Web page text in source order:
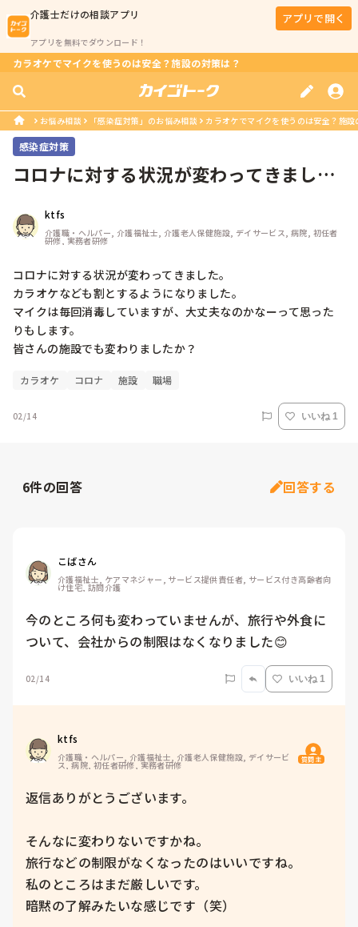
介護士だけの相談アプリ
アプリを無料でダウンロード！
アプリで開く
カラオケでマイクを使うのは安全？施設の対策は？
お悩み相談 「感染症対策」のお悩み相談 カラオケでマイクを使うのは安全？施設
感染症対策
コロナに対する状況が変わってきまし
り...ktfs
介護職・ヘルパー, 介護福祉士, 介護老人保健施設, デイサービス, 病院, 初任者
研修, 実務者研修
コロナに対する状況が変わってきました。
カラオケなども割とするようになりました。
マイクは毎回消毒していますが、大丈夫なのかなーって思った
りもします。
皆さんの施設でも変わりましたか？
カラオケ コロナ 施設 職場
02/14 いいね 1
6件の回答 回答する
こばさん
介護福祉士, ケアマネジャー, サービス提供責任者, サービス付き高齢者向
け住宅, 訪問介護
今のところ何も変わっていませんが、旅行や外食に
ついて、会社からの制限はなくなりました😊
02/14 いいね 1
ktfs
介護職・ヘルパー, 介護福祉士, 介護老人保健施設, デイサービ
ス, 病院, 初任者研修, 実務者研修 質問主
返信ありがとうございます。
そんなに変わりないですかね。
旅行などの制限がなくなったのはいいですね。
私のところはまだ厳しいです。
暗黙の了解みたいな感じです（笑）